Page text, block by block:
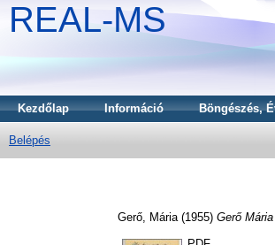
REAL-MS
Kezdőlap Információ Böngészés,
Belépés
Gerő, Mária (1955) Gerő